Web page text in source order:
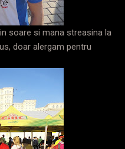
soare si mana streasina la
doar alergam pentru